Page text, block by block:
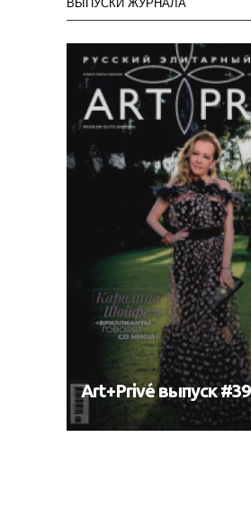
ВЫПУСКИ ЖУРНАЛА
Art+Privé выпуск #39